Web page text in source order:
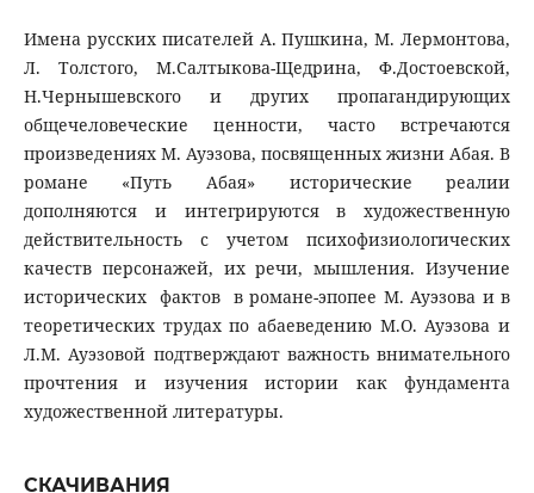
Имена русских писателей А. Пушкина, М. Лермонтова,
Л. Толстого, М.Салтыкова-Щедрина, Ф.Достоевской,
Н.Чернышевского и других пропагандирующих
общечеловеческие ценности, часто встречаются
произведениях М. Ауэзова, посвященных жизни Абая. В
романе «Путь Абая» исторические реалии
дополняются и интегрируются в художественную
действительность с учетом психофизиологических
качеств персонажей, их речи, мышления. Изучение
исторических фактов в романе-эпопее М. Ауэзова и в
теоретических трудах по абаеведению М.О. Ауэзова и
Л.М. Ауэзовой подтверждают важность внимательного
прочтения и изучения истории как фундамента
художественной литературы.
СКАЧИВАНИЯ